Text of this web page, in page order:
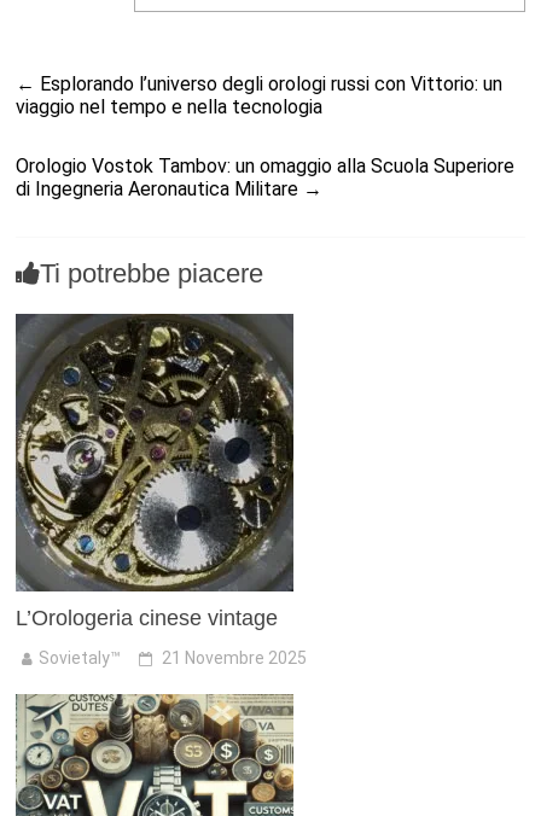
← Esplorando l’universo degli orologi russi con Vittorio: un
viaggio nel tempo e nella tecnologia
Orologio Vostok Tambov: un omaggio alla Scuola Superiore
di Ingegneria Aeronautica Militare →
Ti potrebbe piacere
L’Orologeria cinese vintage
Sovietaly™ 21 Novembre 2025